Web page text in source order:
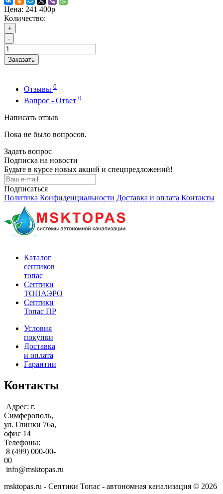
Цена: 241 400р
Количество:
+
-
Заказать
Отзывы 0
Вопрос - Ответ 0
Написать отзыв
Пока не было вопросов.
Задать вопрос
Подписка на новости
Будьте в курсе новых акций и спецпредложений!
Подписаться
Политика Конфиденциальности Доставка и оплата Контакты
Каталог
септиков
топас
Септики
ТОПАЭРО
Септики
Топас ПР
Условия
покупки
Доставка
и оплата
Гарантии
Контакты
Адрес: г.
Симферополь,
ул. Глинки 76а,
офис 14
Телефоны:
8 (499) 000-00-
00
info@msktopas.ru
msktopas.ru - Септики Топас - автономная канализация © 2026